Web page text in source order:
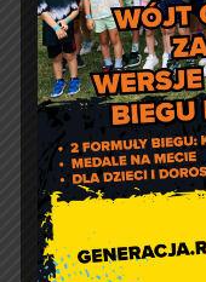
Rolniczą
BEDNARY